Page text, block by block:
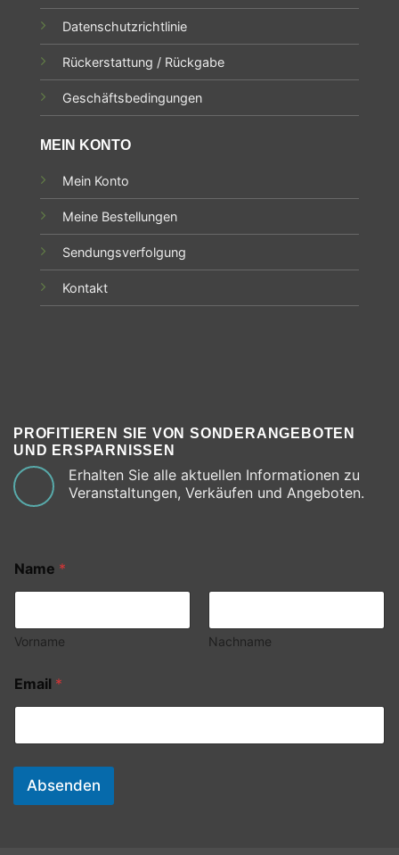
Datenschutzrichtlinie
Rückerstattung / Rückgabe
Geschäftsbedingungen
MEIN KONTO
Mein Konto
Meine Bestellungen
Sendungsverfolgung
Kontakt
PROFITIEREN SIE VON SONDERANGEBOTEN
UND ERSPARNISSEN
Erhalten Sie alle aktuellen Informationen zu
Veranstaltungen, Verkäufen und Angeboten.
Name *
Vorname Nachname
Email *
Absenden